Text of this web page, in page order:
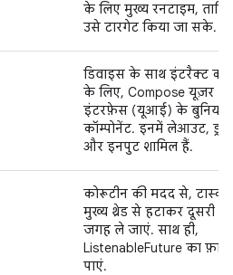
के लिए मुख्य रनटाइम, ताकि
उसे टारगेट किया जा सके.
डिवाइस के साथ इंटरैक्ट
के लिए, Compose यूज़र
इंटरफ़ेस (यूआई) के
कॉम्पोनेंट. इनमें लेआउट,
और इनपुट शामिल हैं.
कोरूटीन की मदद से, टास्क
मुख्य थ्रेड से हटाकर दूसरी
जगह ले जाएं. साथ ही,
ListenableFuture का
पाएं.